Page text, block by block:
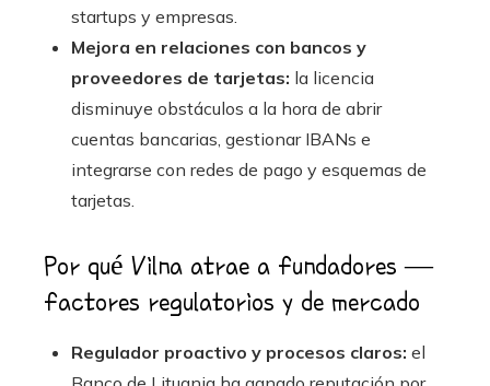
startups y empresas.
Mejora en relaciones con bancos y
proveedores de tarjetas: la licencia
disminuye obstáculos a la hora de abrir
cuentas bancarias, gestionar IBANs e
integrarse con redes de pago y esquemas de
tarjetas.
Por qué Vilna atrae a fundadores —
factores regulatorios y de mercado
Regulador proactivo y procesos claros: el